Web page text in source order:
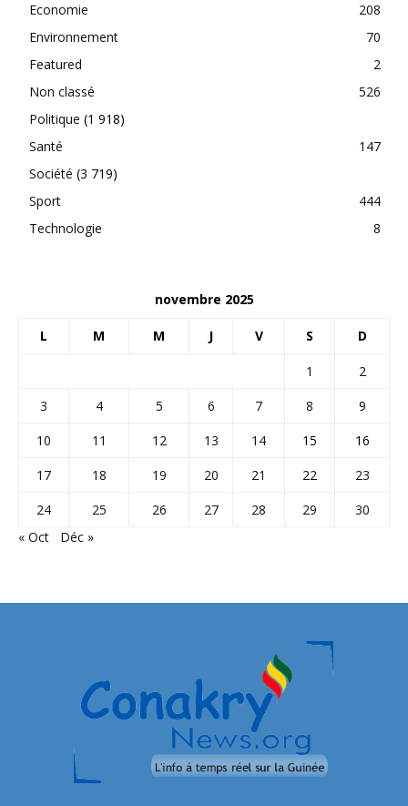
Economie
208
Environnement
70
Featured
2
Non classé
526
Politique (1 918)
Santé
147
Société (3 719)
Sport
444
Technologie
8
novembre 2025
L M M J V S D
1
2
3
4 5 6 7 8
9
10
11 12 13 14 15
16
17
18 19 20 21 22
23
24
25 26 27 28 29
30
« Oct
Déc »